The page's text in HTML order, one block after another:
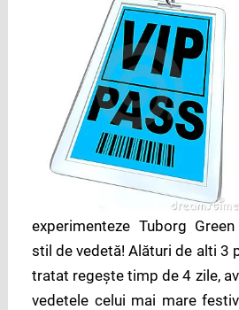
experimenteze Tuborg
stil de vedetă! Alături de alti 3
tratat regeşte timp de 4 zile,
vedetele celui mai mare